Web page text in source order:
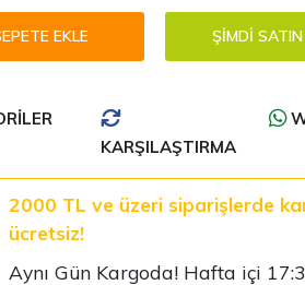
KARŞILAŞTIRMA
2000 TL ve üzeri siparişlerde
ücretsiz!
Aynı Gün Kargoda! Hafta içi